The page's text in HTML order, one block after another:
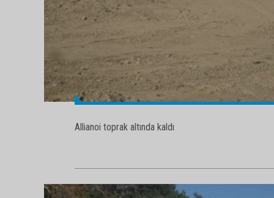
Allianoi toprak altında kaldı